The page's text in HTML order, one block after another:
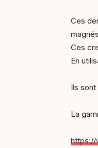
Ces
Ces
En
Ils
La
https://